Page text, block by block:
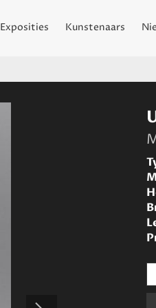
Exposities Kunstenaars